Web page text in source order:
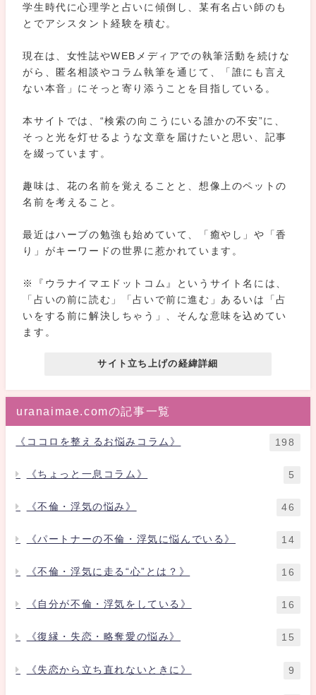
学生時代に心理学と占いに傾倒し、某有名占い師のも
とでアシスタント経験を積む。
現在は、女性誌やWEBメディアでの執筆活動を続けな
がら、匿名相談やコラム執筆を通じて、「誰にも言え
ない本音」にそっと寄り添うことを目指している。
本サイトでは、“検索の向こうにいる誰かの不安”に、
そっと光を灯せるような文章を届けたいと思い、記事
を綴っています。
趣味は、花の名前を覚えることと、想像上のペットの
名前を考えること。
最近はハーブの勉強も始めていて、「癒やし」や「香
り」がキーワードの世界に惹かれています。
※『ウラナイマエドットコム』というサイト名には、
「占いの前に読む」「占いで前に進む」あるいは「占
いをする前に解決しちゃう」、そんな意味を込めてい
ます。
サイト立ち上げの経緯詳細
uranaimae.comの記事一覧
《ココロを整えるお悩みコラム》 198
《ちょっと一息コラム》 5
《不倫・浮気の悩み》 46
《パートナーの不倫・浮気に悩んでいる》 14
《不倫・浮気に走る“心”とは？》 16
《自分が不倫・浮気をしている》 16
《復縁・失恋・略奪愛の悩み》 15
《失恋から立ち直れないときに》 9